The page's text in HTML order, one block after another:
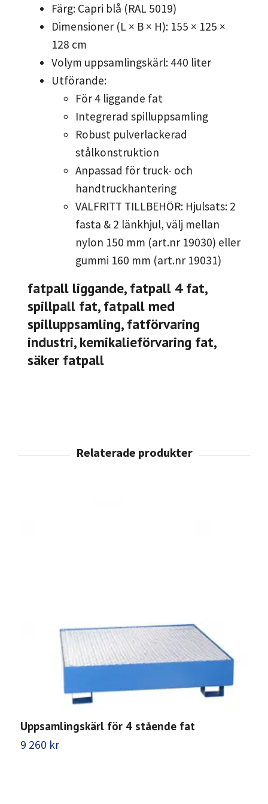
Färg: Capri blå (RAL 5019)
Dimensioner (L × B × H): 155 × 125 ×
128 cm
Volym uppsamlingskärl: 440 liter
Utförande:
För 4 liggande fat
Integrerad spilluppsamling
Robust pulverlackerad
stålkonstruktion
Anpassad för truck- och
handtruckhantering
VALFRITT TILLBEHÖR: Hjulsats: 2
fasta & 2 länkhjul, välj mellan
nylon 150 mm (art.nr 19030) eller
gummi 160 mm (art.nr 19031)
fatpall liggande, fatpall 4 fat,
spillpall fat, fatpall med
spilluppsamling, fatförvaring
industri, kemikalieförvaring fat,
säker fatpall
Uppsamlingskärl för 4 stående fat
9 260 kr